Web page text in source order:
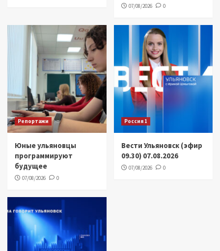
07/08/2026 0
Репортажи
Юные ульяновцы
программируют
будущее
07/08/2026 0
Россия 1
Вести Ульяновск (эфир
09.30) 07.08.2026
07/08/2026 0